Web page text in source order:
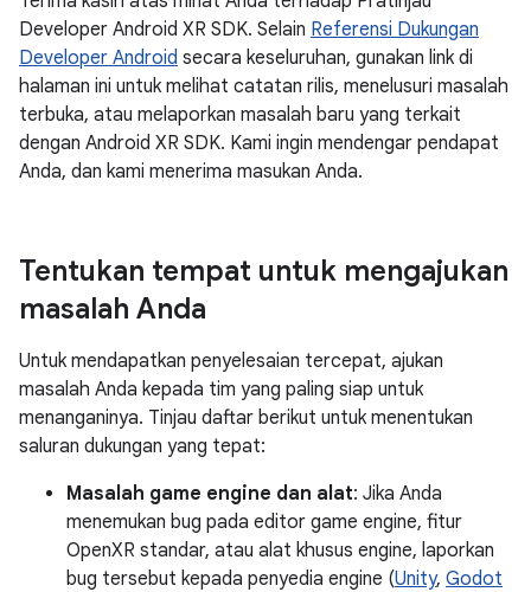
Developer Android XR SDK. Selain Referensi Dukungan
Developer Android secara keseluruhan, gunakan link di
halaman ini untuk melihat catatan rilis, menelusuri masalah
terbuka, atau melaporkan masalah baru yang terkait
dengan Android XR SDK. Kami ingin mendengar pendapat
Anda, dan kami menerima masukan Anda.
Tentukan tempat untuk mengajukan
masalah Anda
Untuk mendapatkan penyelesaian tercepat, ajukan
masalah Anda kepada tim yang paling siap untuk
menanganinya. Tinjau daftar berikut untuk menentukan
saluran dukungan yang tepat:
Masalah game engine dan alat: Jika Anda
menemukan bug pada editor game engine, fitur
OpenXR standar, atau alat khusus engine, laporkan
bug tersebut kepada penyedia engine (Unity, Godot